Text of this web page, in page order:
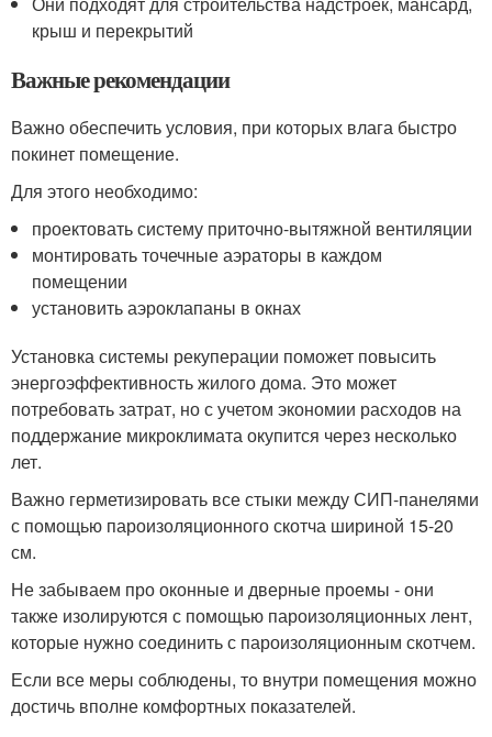
крыш и перекрытий
Важные рекомендации
Важно обеспечить условия, при которых влага быстро
покинет помещение.
Для этого необходимо:
проектовать систему приточно-вытяжной вентиляции
монтировать точечные аэраторы в каждом
помещении
установить аэроклапаны в окнах
Установка системы рекуперации поможет повысить
энергоэффективность жилого дома. Это может
потребовать затрат, но с учетом экономии расходов на
поддержание микроклимата окупится через несколько
лет.
Важно герметизировать все стыки между СИП-панелями
с помощью пароизоляционного скотча шириной 15-20
см.
Не забываем про оконные и дверные проемы - они
также изолируются с помощью пароизоляционных лент,
которые нужно соединить с пароизоляционным скотчем.
Если все меры соблюдены, то внутри помещения можно
достичь вполне комфортных показателей.